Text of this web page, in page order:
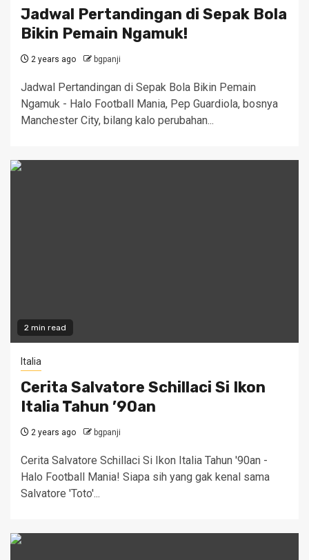
Jadwal Pertandingan di Sepak Bola
Bikin Pemain Ngamuk!
2 years ago bgpanji
Jadwal Pertandingan di Sepak Bola Bikin Pemain
Ngamuk - Halo Football Mania, Pep Guardiola, bosnya
Manchester City, bilang kalo perubahan...
2 min read
Italia
Cerita Salvatore Schillaci Si Ikon
Italia Tahun ’90an
2 years ago bgpanji
Cerita Salvatore Schillaci Si Ikon Italia Tahun '90an -
Halo Football Mania! Siapa sih yang gak kenal sama
Salvatore 'Toto'...